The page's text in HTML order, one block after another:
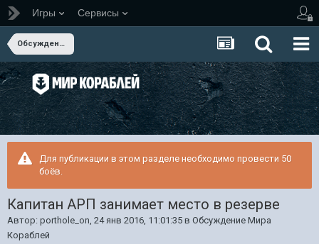
Игры Сервисы
Обсуждение Мира Кораблей
Для публикации в этом разделе необходимо провести 50
боёв.
Капитан АРП занимает место в резерве
Автор: porthole_on, 24 янв 2016, 11:01:35 в Обсуждение Мира
Кораблей